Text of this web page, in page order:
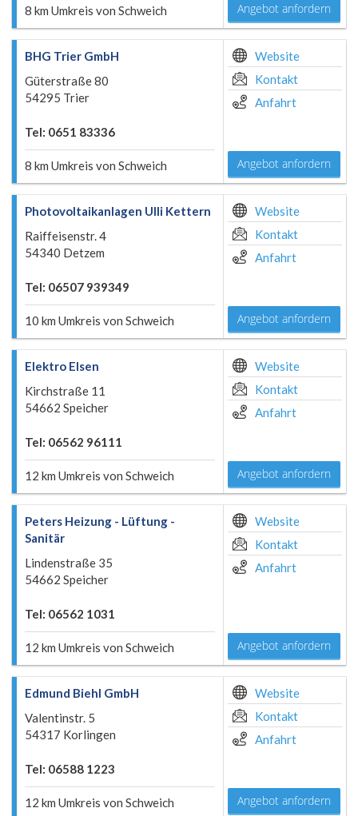
8 km Umkreis von Schweich Angebot anfordern
BHG Trier GmbH
Güterstraße 80
54295 Trier
Tel: 0651 83336
8 km Umkreis von Schweich
Website
Kontakt
Anfahrt
Angebot anfordern
Photovoltaikanlagen Ulli Kettern
Raiffeisenstr. 4
54340 Detzem
Tel: 06507 939349
10 km Umkreis von Schweich
Website
Kontakt
Anfahrt
Angebot anfordern
Elektro Elsen
Kirchstraße 11
54662 Speicher
Tel: 06562 96111
12 km Umkreis von Schweich
Website
Kontakt
Anfahrt
Angebot anfordern
Peters Heizung - Lüftung -
Sanitär
Lindenstraße 35
54662 Speicher
Tel: 06562 1031
12 km Umkreis von Schweich
Website
Kontakt
Anfahrt
Angebot anfordern
Edmund Biehl GmbH
Valentinstr. 5
54317 Korlingen
Tel: 06588 1223
12 km Umkreis von Schweich
Website
Kontakt
Anfahrt
Angebot anfordern